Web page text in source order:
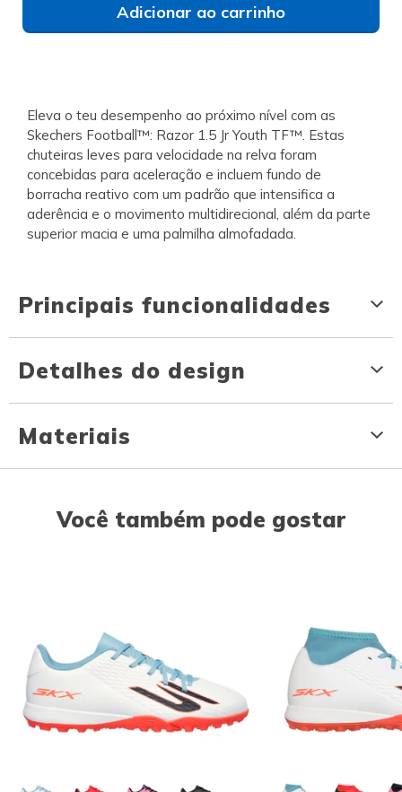
Adicionar ao carrinho
Eleva o teu desempenho ao próximo nível com as
Skechers Football™: Razor 1.5 Jr Youth TF™. Estas
chuteiras leves para velocidade na relva foram
concebidas para aceleração e incluem fundo de
borracha reativo com um padrão que intensifica a
aderência e o movimento multidirecional, além da parte
superior macia e uma palmilha almofadada.
Principais funcionalidades
Detalhes do design
Materiais
Você também pode gostar